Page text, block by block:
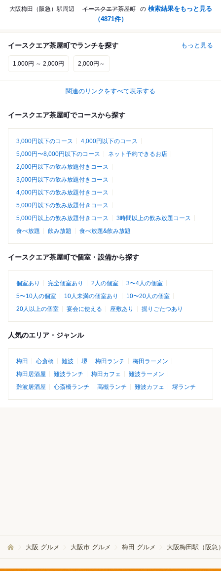
大阪梅田（阪急）駅周辺 イースクエア茶屋町 の 検索結果をもっと見る
（4871件）
イースクエア茶屋町でランチを探す もっと見る
1,000円 ～ 2,000円 2,000円～
関連のリンクをすべて表示する
イースクエア茶屋町でコースから探す
3,000円以下のコース
4,000円以下のコース
5,000円〜8,000円以下のコース
ネット予約できるお店
2,000円以下の飲み放題付きコース
3,000円以下の飲み放題付きコース
4,000円以下の飲み放題付きコース
5,000円以下の飲み放題付きコース
5,000円以上の飲み放題付きコース
3時間以上の飲み放題コース
食べ放題
飲み放題 食べ放題&飲み放題
イースクエア茶屋町で個室・設備から探す
個室あり 完全個室あり 2人の個室
3〜4人の個室
5〜10人の個室
10人未満の個室あり
10〜20人の個室
20人以上の個室
宴会に使える 座敷あり 掘りごたつあり
人気のエリア・ジャンル
梅田 心斎橋 難波 堺 梅田ランチ
梅田ラーメン
梅田居酒屋
難波ランチ 梅田カフェ
難波ラーメン
難波居酒屋
心斎橋ランチ 高槻ランチ 難波カフェ 堺ランチ
大阪 グルメ 大阪市 グルメ 梅田 グルメ 大阪梅田駅（阪急